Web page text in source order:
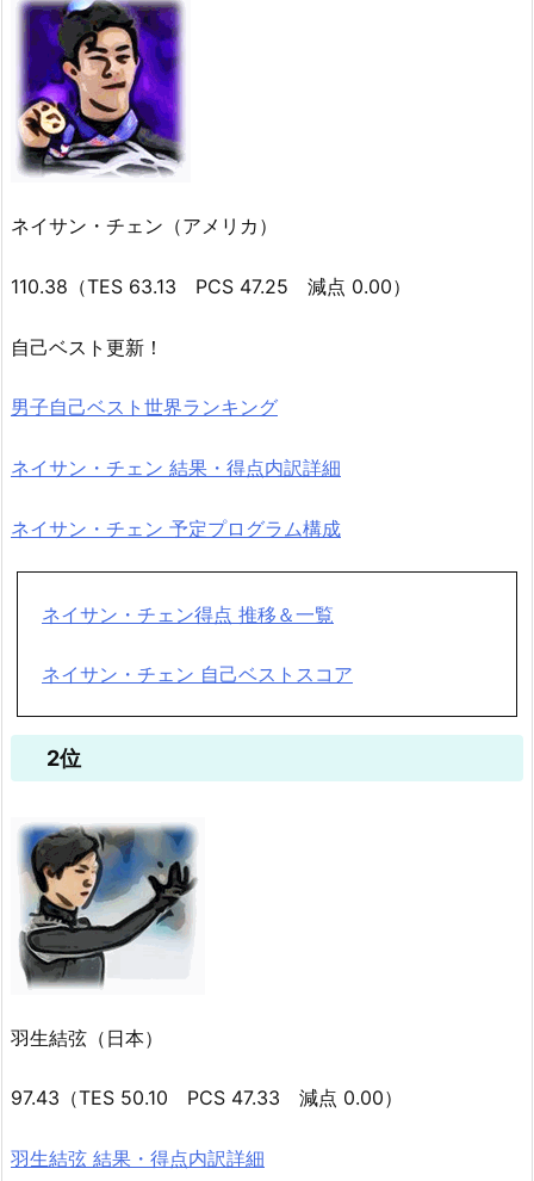
ネイサン・チェン（アメリカ）
110.38（TES 63.13 PCS 47.25 減点 0.00）
自己ベスト更新！
男子自己ベスト世界ランキング
ネイサン・チェン 結果・得点内訳詳細
ネイサン・チェン 予定プログラム構成
ネイサン・チェン得点 推移＆一覧
ネイサン・チェン 自己ベストスコア
2位
羽生結弦（日本）
97.43（TES 50.10 PCS 47.33 減点 0.00）
羽生結弦 結果・得点内訳詳細